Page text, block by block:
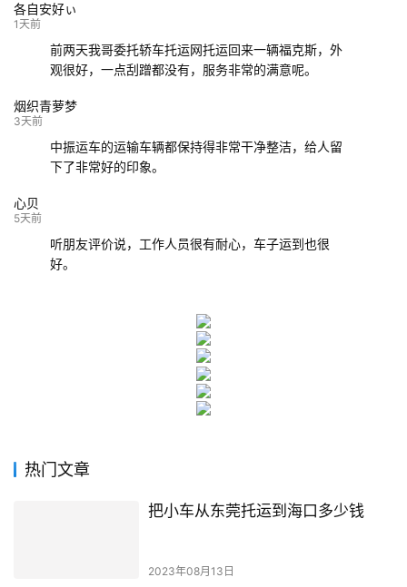
各自安好ぃ
1天前
前两天我哥委托轿车托运网托运回来一辆福克斯，外
观很好，一点刮蹭都没有，服务非常的满意呢。
烟织青萝梦
3天前
中振运车的运输车辆都保持得非常干净整洁，给人留
下了非常好的印象。
心贝
5天前
听朋友评价说，工作人员很有耐心，车子运到也很
好。
热门文章
把小车从东莞托运到海口多少钱
2023年08月13日